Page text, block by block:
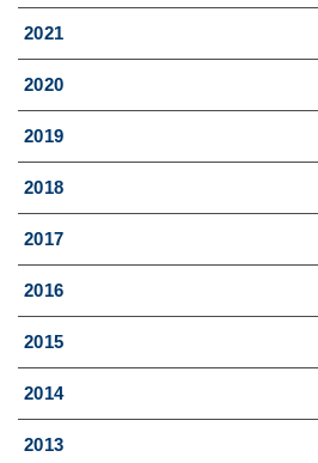
2021
2020
2019
2018
2017
2016
2015
2014
2013